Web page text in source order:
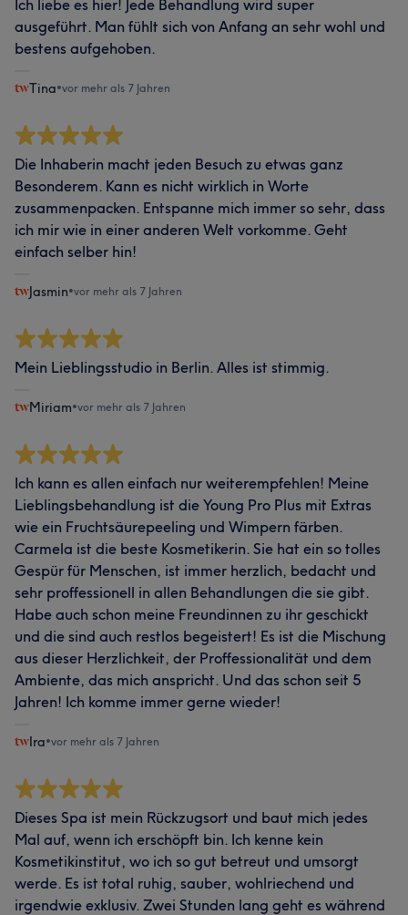
Ich liebe es hier! Jede Behandlung wird super
ausgeführt. Man fühlt sich von Anfang an sehr wohl und
bestens aufgehoben.
Tina•vor mehr als 7 Jahren
Die Inhaberin macht jeden Besuch zu etwas ganz
Besonderem. Kann es nicht wirklich in Worte
zusammenpacken. Entspanne mich immer so sehr, dass
ich mir wie in einer anderen Welt vorkomme. Geht
einfach selber hin!
Jasmin•vor mehr als 7 Jahren
Mein Lieblingsstudio in Berlin. Alles ist stimmig.
Miriam•vor mehr als 7 Jahren
Ich kann es allen einfach nur weiterempfehlen! Meine
Lieblingsbehandlung ist die Young Pro Plus mit Extras
wie ein Fruchtsäurepeeling und Wimpern färben.
Carmela ist die beste Kosmetikerin. Sie hat ein so tolles
Gespür für Menschen, ist immer herzlich, bedacht und
sehr proffessionell in allen Behandlungen die sie gibt.
Habe auch schon meine Freundinnen zu ihr geschickt
und die sind auch restlos begeistert! Es ist die Mischung
aus dieser Herzlichkeit, der Proffessionalität und dem
Ambiente, das mich anspricht. Und das schon seit 5
Jahren! Ich komme immer gerne wieder!
Ira•vor mehr als 7 Jahren
Dieses Spa ist mein Rückzugsort und baut mich jedes
Mal auf, wenn ich erschöpft bin. Ich kenne kein
Kosmetikinstitut, wo ich so gut betreut und umsorgt
werde. Es ist total ruhig, sauber, wohlriechend und
irgendwie exklusiv. Zwei Stunden lang geht es während